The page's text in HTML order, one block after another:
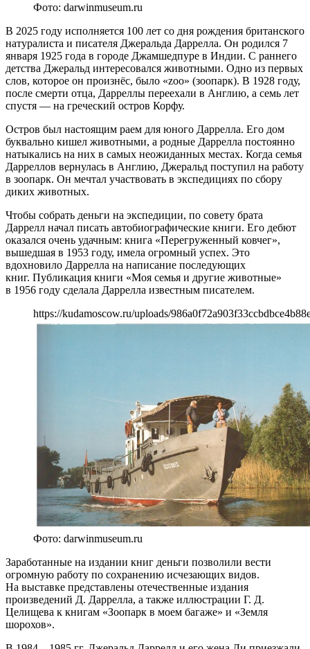
Фото: darwinmuseum.ru
В 2025 году исполняется 100 лет со дня рождения британского
натуралиста и писателя Джеральда Даррелла. Он родился 7
января 1925 года в городе Джамшедпуре в Индии. С раннего
детства Джеральд интересовался животными. Одно из первых
слов, которое он произнёс, было «zoo» (зоопарк). В 1928 году,
после смерти отца, Дарреллы переехали в Англию, а семь лет
спустя — на греческий остров Корфу.
Остров был настоящим раем для юного Даррелла. Его дом
буквально кишел животными, а родные Даррелла постоянно
натыкались на них в самых неожиданных местах. Когда семья
Дарреллов вернулась в Англию, Джеральд поступил на работу
в зоопарк. Он мечтал участвовать в экспедициях по сбору
диких животных.
Чтобы собрать деньги на экспедиции, по совету брата
Даррелл начал писать автобиографические книги. Его дебют
оказался очень удачным: книга «Перегруженный ковчег»,
вышедшая в 1953 году, имела огромный успех. Это
вдохновило Даррелла на написание последующих
книг. Публикация книги «Моя семья и другие животные»
в 1956 году сделала Даррелла известным писателем.
https://kudamoscow.ru/uploads/
Фото: darwinmuseum.ru
Заработанные на издании книг деньги позволили вести
огромную работу по сохранению исчезающих видов.
На выставке представлены отечественные издания
произведений Д. Даррелла, а также иллюстрации Г. Д.
Целищева к книгам «Зоопарк в моем багаже» и «Земля
шорохов».